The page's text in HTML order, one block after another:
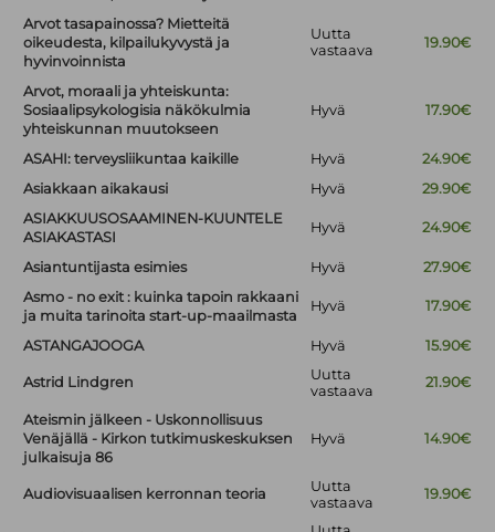
Arvot tasapainossa? Mietteitä
oikeudesta, kilpailukyvystä ja
hyvinvoinnista
Uutta
vastaava
19.90€
Arvot, moraali ja yhteiskunta:
Sosiaalipsykologisia näkökulmia
yhteiskunnan muutokseen
Hyvä 17.90€
ASAHI: terveysliikuntaa kaikille Hyvä
24.90€
Asiakkaan aikakausi
Hyvä
29.90€
ASIAKKUUSOSAAMINEN-KUUNTELE
ASIAKASTASI
Hyvä 24.90€
Asiantuntijasta esimies Hyvä
27.90€
Asmo - no exit : kuinka tapoin rakkaani
ja muita tarinoita start-up-maailmasta
Hyvä 17.90€
ASTANGAJOOGA Hyvä 15.90€
Astrid Lindgren
Uutta
vastaava
21.90€
Ateismin jälkeen - Uskonnollisuus
Venäjällä - Kirkon tutkimuskeskuksen
julkaisuja 86
Hyvä 14.90€
Audiovisuaalisen kerronnan teoria
Uutta
vastaava
19.90€